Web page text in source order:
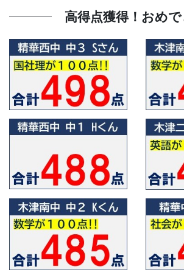
高得点獲得！おめで